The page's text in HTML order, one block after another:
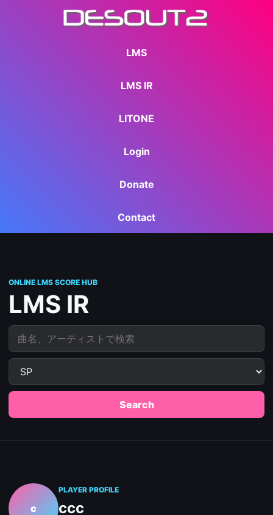
LMS
LMS IR
LITONE
Login
Donate
Contact
ONLINE LMS SCORE HUB
LMS IR
曲名、アーティストで検索
Search
c
PLAYER PROFILE
ccc